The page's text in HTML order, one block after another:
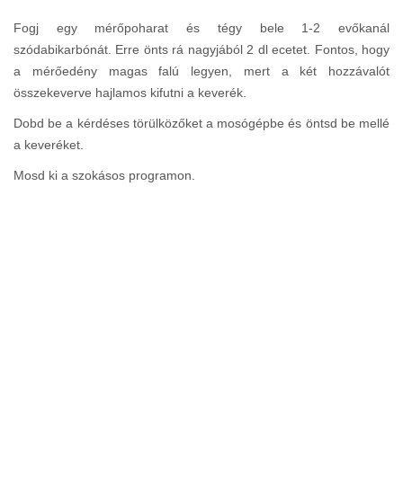
Fogj egy mérőpoharat és tégy bele 1-2 evőkanál
szódabikarbónát. Erre önts rá nagyjából 2 dl ecetet. Fontos, hogy
a mérőedény magas falú legyen, mert a két hozzávalót
összekeverve hajlamos kifutni a keverék.
Dobd be a kérdéses törülközőket a mosógépbe és öntsd be mellé
a keveréket.
Mosd ki a szokásos programon.